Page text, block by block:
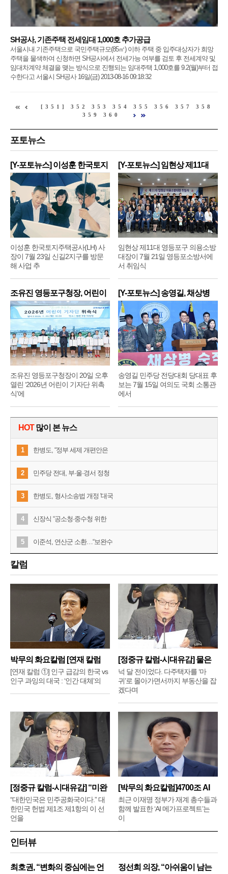
SH공사, 기존주택 전세임대 1,000호 추가공급
서울시내 기존주택으로 국민주택규모(85㎡) 이하 주택 중 입주대상자가 희망
주택을 물색하여 신청하면 SH공사에서 전세가능 여부를 검토 후 전세계약 및
임대차계약 체결을 맺는 방식으로 진행되는 임대주택 1,000호를 9.2(월)부터 접
수한다고 서울시 SH공사 16일(금) 2013-08-16 09:18:32
[351] 352 353 354 355 356 357
358
359
360
포토뉴스
[Y-포토뉴스] 이성훈 한국토지
주
이성훈 한국토지주택공사(LH) 사
장이 7월 23일 신길2지구를 방문
해 사업 추
[Y-포토뉴스] 임현상 제11대
영
임현상 제11대 영등포구 의용소방
대장이 7월 21일 영등포소방서에
서 취임식
조유진 영등포구청장, 어린이
기
조유진 영등포구청장이 20일 오후
열린 ‘2026년 어린이 기자단 위촉
식’에
[Y-포토뉴스] 송영길, 채상병
순
송영길 민주당 전당대회 당대표 후
보는 7월 15일 여의도 국회 소통관
에서
HOT많이 본 뉴스
1 한병도, “정부 세제 개편안은
2 민주당 전대, 부·울·경서 정청
3 한병도, 형사소송법 개정 '대국
4 신장식 “공소청·중수청 위한
5 이준석, 연산군 소환…“보완수
칼럼
박무의 화요칼럼 [연재 칼럼
①]
[연재 칼럼 ①] 인구 급감의 한국 vs
인구 과잉의 대국 : ‘인간 대체’의
[정중규 칼럼-시대유감] 물은
배
넉 달 전이었다. 다주택자를 ‘마
귀’로 몰아가면서까지 부동산을 잡
겠다며
[정중규 칼럼-시대유감] “미완
“대한민국은 민주공화국이다.” 대
한민국 헌법 제1조 제1항의 이 선
언을
[박무의 화요칼럼]4700조 AI
메
최근 이재명 정부가 재계 총수들과
함께 발표한 ‘AI 메가프로젝트’는
이
인터뷰
최호권, “변화의 중심에는 언
정선희 의장, “아쉬움이 남는